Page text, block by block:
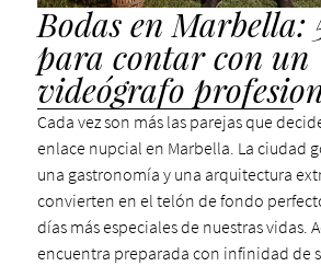
Bodas en Marbella:
para contar con un
videógrafo
Cada vez son más las parejas que
enlace nupcial en Marbella. La ciudad
una gastronomía y una arquitectura
convierten en el telón de fondo
días más especiales de nuestras vidas.
encuentra preparada con infinidad de